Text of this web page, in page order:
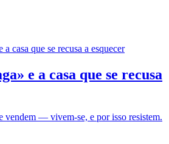
e a casa que se recusa
vendem — vivem-se, e por isso resistem.